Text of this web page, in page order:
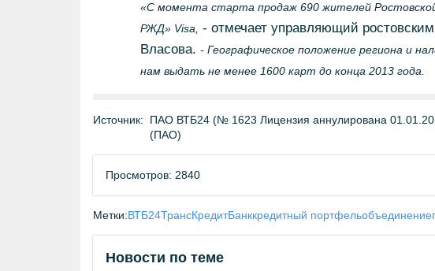
«С момента старта продаж 690 жителей
РЖД» Visa,
- отмечает управляющий
Власова. - Географическое положение региона и
нам выдать не менее 1600 карт до конца 2013 года.
Источник:
ПАО ВТБ24 (№ 1623 Лицензия аннулирована
(ПАО)
Просмотров: 2840
Метки:ВТБ24ТрансКредитБанккредитный портфельобъединение
Новости по теме